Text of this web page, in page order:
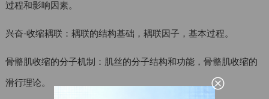
过程和影响因素。
兴奋-收缩耦联：耦联的结构基础，耦联因子，基本过程。
骨骼肌收缩的分子机制：肌丝的分子结构和功能，骨骼肌收缩的
滑行理论。